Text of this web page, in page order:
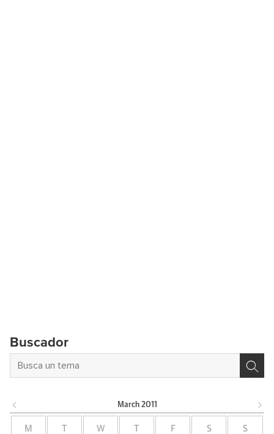
Buscador
March 2011
M W F S S